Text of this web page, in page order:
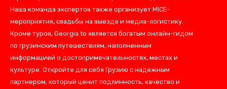
Наша команда экспертов также организует MICE-
мероприятия, свадьбы на выезде и медиа-логистику.
Кроме туров, Georgia.to является богатым онлайн-гидом
по грузинским путешествиям, наполненным
информацией о достопримечательностях, местах и
культуре. Откройте для себя Грузию с надежным
партнером, который ценит подлинность, качество и